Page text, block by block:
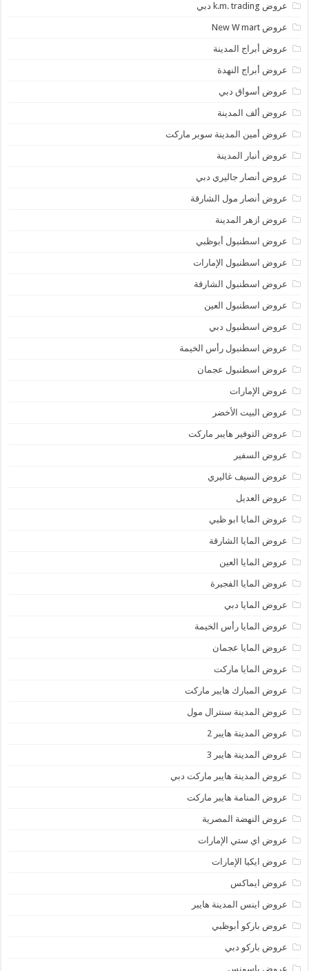
عروض k.m. trading دبي
عروض New W mart
عروض أبراج المدينة
عروض أبراج النهدة
عروض أسواق دبي
عروض ألف المدينة
عروض أمين المدينة سوبر ماركت
عروض أنبار المدينة
عروض أنصار جاليري دبي
عروض أنصار مول الشارقة
عروض ازهر المدينة
عروض اسطنبول أبوظبي
عروض اسطنبول الإمارات
عروض اسطنبول الشارقة
عروض اسطنبول العين
عروض اسطنبول دبي
عروض اسطنبول رأس الخيمة
عروض اسطنبول عجمان
عروض الإمارات
عروض البيت الأخضر
عروض التوفير هايبر ماركت
عروض السفير
عروض السيف غاليري
عروض العديل
عروض المايا ابو ظبي
عروض المايا الشارقة
عروض المايا العين
عروض المايا الفجيرة
عروض المايا دبي
عروض المايا رأس الخيمة
عروض المايا عجمان
عروض المايا ماركت
عروض المبارك هايبر ماركت
عروض المدينة سنترال مول
عروض المدينة هايبر 2
عروض المدينة هايبر 3
عروض المدينة هايبر ماركت دبي
عروض المنامة هايبر ماركت
عروض النهضة المصرية
عروض اي ستي الإمارات
عروض ايكيا الإمارات
عروض ايماكس
عروض اينس المدينة هايبر
عروض باركو أبوظبي
عروض باركو دبي
عروض باسونس